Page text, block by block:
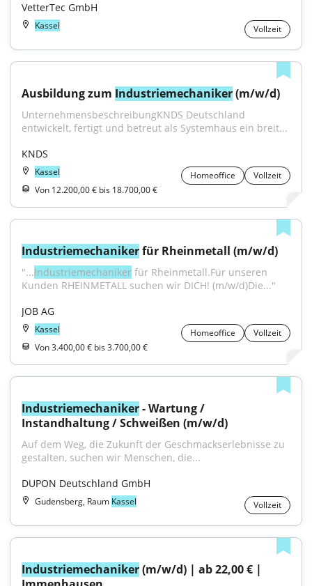
VetterTec GmbH
Kassel Vollzeit
Ausbildung zum Industriemechaniker (m/w/d)
UnternehmensbeschreibungKNDS Deutschland
entwickelt, fertigt und betreut als Systemhaus ein breit...
KNDS
Kassel Homeoffice
Vollzeit
Von 12.200,00 € bis 18.700,00 €
Industriemechaniker für Rheinmetall (m/w/d)
"...Industriemechaniker für Rheinmetall.Für unseren
Kunden RHEINMETALL suchen wir DICH! (m/w/d)Die..."
JOB AG
Kassel Homeoffice
Vollzeit
Von 3.400,00 € bis 3.700,00 €
Industriemechaniker - Wartung /
Instandhaltung / Schweißen (m/w/d)
Auf dem Weg, die Zukunft der Geschmackserlebnisse zu
gestalten, suchen wir Menschen, die...
DUPON Deutschland GmbH
Gudensberg, Raum Kassel Vollzeit
Industriemechaniker (m/w/d) | ab 22,00 € |